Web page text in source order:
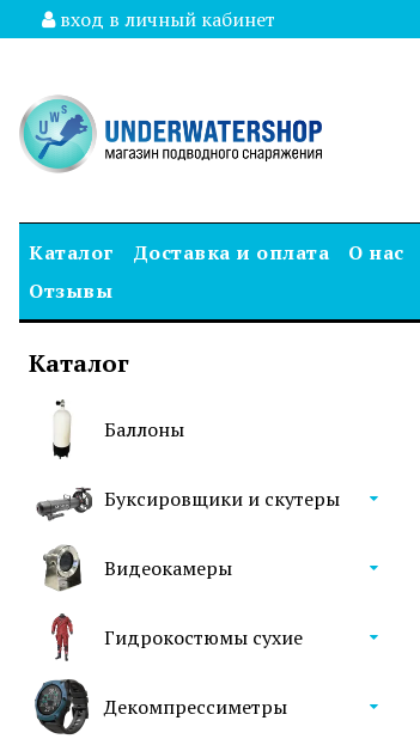
вход в личный кабинет
Каталог Доставка и оплата О нас
Отзывы
Каталог
Баллоны
Буксировщики и скутеры
Видеокамеры
Гидрокостюмы сухие
Декомпрессиметры